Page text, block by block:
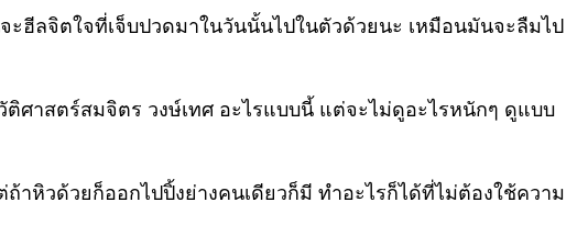
ะฮีลจิตใจที่เจ็บปวดมาในวันนั้นไปในตัวด้วยนะ เหมือนมันจะลืมไป
ศาสตร์สมจิตร วงษ์เทศ อะไรแบบนี้ แต่จะไม่ดูอะไรหนักๆ ดูแบบ
าหิวด้วยก็ออกไปปิ้งย่างคนเดียวก็มี ทำอะไรก็ได้ที่ไม่ต้องใช้ความ